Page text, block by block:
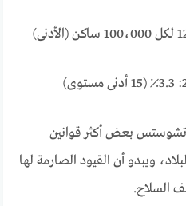
بعض أكثر قوانين
ويبدو أن القيود الصارمة لها
السلاح.